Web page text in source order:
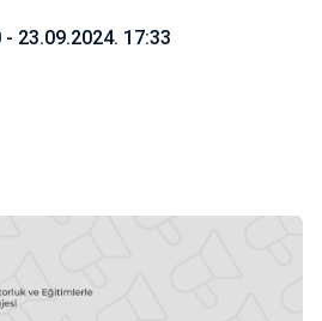
23.09.2024. 17:33